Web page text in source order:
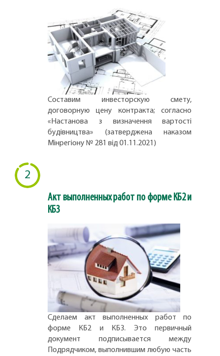
Составим инвесторскую смету,
договорную цену контракта; согласно
«Настанова з визначення вартості
будівництва» (затверджена наказом
Мінрегіону № 281 від 01.11.2021)
2
Акт выполненных работ по форме КБ2 и
КБ3
Сделаем акт выполненных работ по
форме КБ2 и КБ3. Это первичный
документ подписывается между
Подрядчиком, выполнившим любую часть